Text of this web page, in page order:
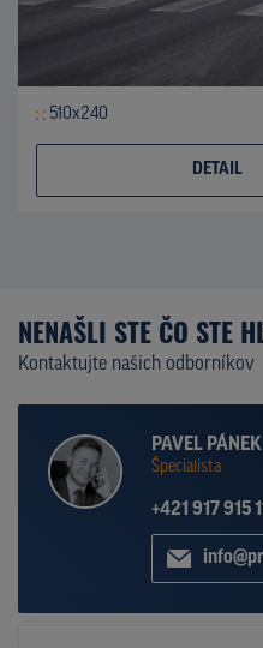
510x240
DETAIL
NENAŠLI STE ČO STE
Kontaktujte našich odborníkov
PAVEL PÁNEK
Špecialista
+421 917 915